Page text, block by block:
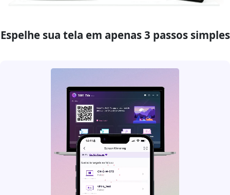
Espelhe sua tela em apenas 3 passos simples